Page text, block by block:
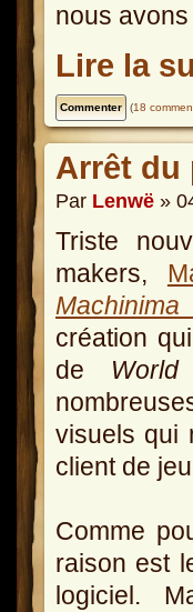
nous
Lire la
(18
Arrêt du
Par Lenwë »
Triste
makers,
Machinima
création
de
visuels qui
client de
Comme
raison est
logiciel.